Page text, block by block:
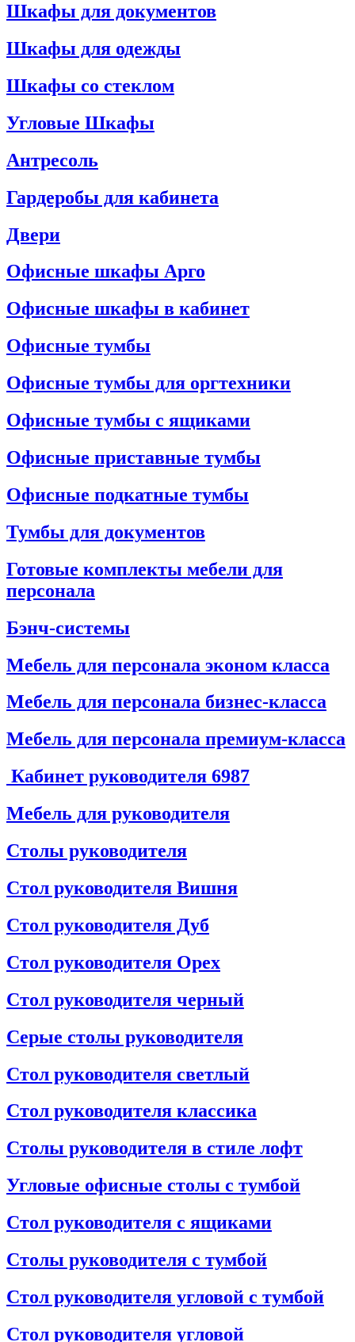
Шкафы для документов
Шкафы для одежды
Шкафы со стеклом
Угловые Шкафы
Антресоль
Гардеробы для кабинета
Двери
Офисные шкафы Арго
Офисные шкафы в кабинет
Офисные тумбы
Офисные тумбы для оргтехники
Офисные тумбы с ящиками
Офисные приставные тумбы
Офисные подкатные тумбы
Тумбы для документов
Готовые комплекты мебели для
персонала
Бэнч-системы
Мебель для персонала эконом класса
Мебель для персонала бизнес-класса
Мебель для персонала премиум-класса
Кабинет руководителя 6987
Мебель для руководителя
Столы руководителя
Стол руководителя Вишня
Стол руководителя Дуб
Стол руководителя Орех
Стол руководителя черный
Серые столы руководителя
Стол руководителя светлый
Стол руководителя классика
Столы руководителя в стиле лофт
Угловые офисные столы с тумбой
Стол руководителя с ящиками
Столы руководителя с тумбой
Стол руководителя угловой с тумбой
Стол руководителя угловой